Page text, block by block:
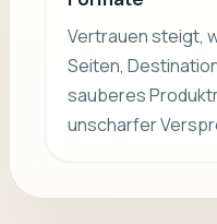
Vertrauen steigt,
Seiten,
sauberes
unscharfer